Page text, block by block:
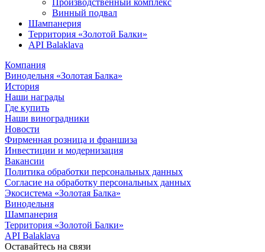
Винный подвал
Шампанерия
Территория «Золотой Балки»
API Balaklava
Компания
Винодельня «Золотая Балка»
История
Наши награды
Где купить
Наши виноградники
Новости
Фирменная розница и франшиза
Инвестиции и модернизация
Вакансии
Политика обработки персональных данных
Согласие на обработку персональных данных
Экосистема «Золотая Балка»
Винодельня
Шампанерия
Территория «Золотой Балки»
API Balaklava
Оставайтесь на связи